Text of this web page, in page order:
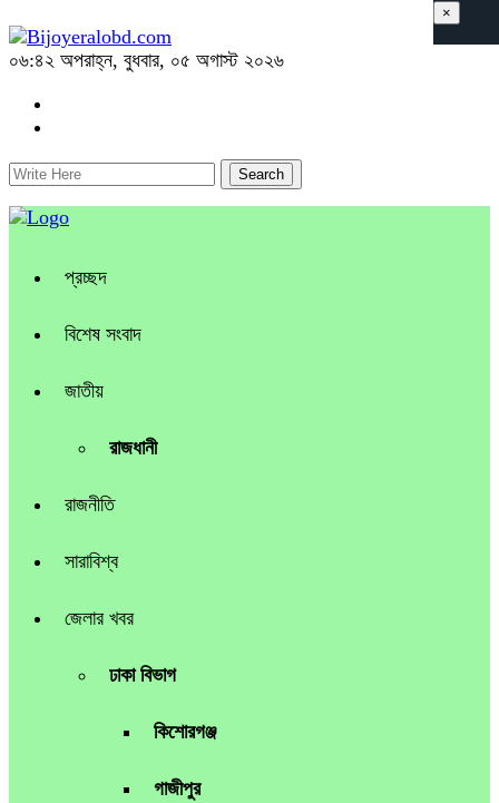
০৬:৪২ অপরাহ্ন, বুধবার, ০৫ অগাস্ট ২০২৬
প্রচ্ছদ
বিশেষ সংবাদ
জাতীয়
রাজধানী
রাজনীতি
সারাবিশ্ব
জেলার খবর
ঢাকা বিভাগ
কিশোরগঞ্জ
গাজীপুর
×